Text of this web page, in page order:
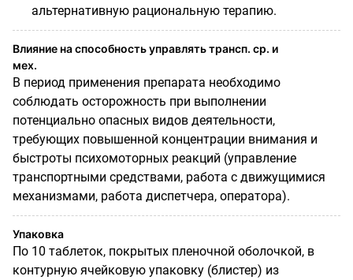
альтернативную рациональную терапию.
Влияние на способность управлять трансп. ср. и
мех.
В период применения препарата необходимо
соблюдать осторожность при выполнении
потенциально опасных видов деятельности,
требующих повышенной концентрации внимания и
быстроты психомоторных реакций (управление
транспортными средствами, работа с движущимися
механизмами, работа диспетчера, оператора).
Упаковка
По 10 таблеток, покрытых пленочной оболочкой, в
контурную ячейковую упаковку (блистер) из